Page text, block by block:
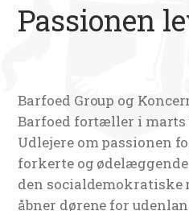
Passionen
Barfoed Group og
Barfoed fortæller i marts
Udlejere om passionen
forkerte og
den socialdemokratiske
åbner dørene for